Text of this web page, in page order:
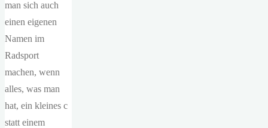
man sich auch
einen eigenen
Namen im
Radsport
machen, wenn
alles, was man
hat, ein kleines c
statt einem